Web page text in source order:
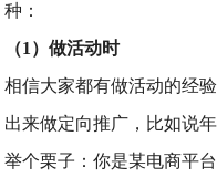
种：
（1）做活动时
相信大家都有做活动的经
出来做定向推广，比如说
举个栗子：你是某电商平